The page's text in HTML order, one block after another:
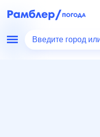
Введите город